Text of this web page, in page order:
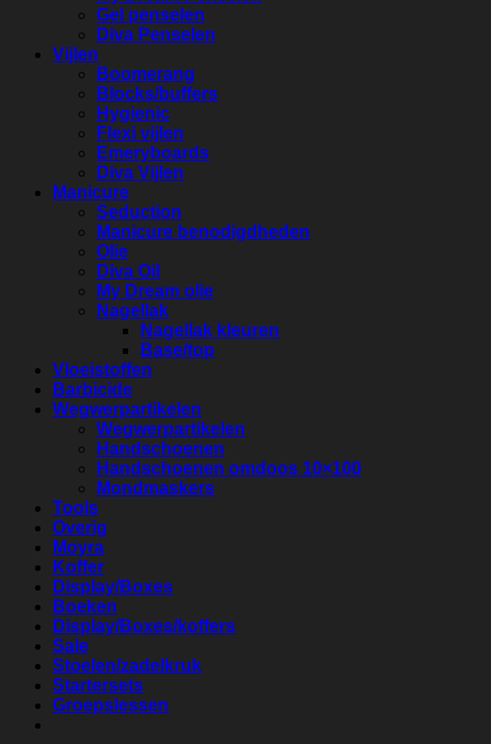
Gel penselen
Diva Penselen
Vijlen
Boomerang
Blocks/buffers
Hygienic
Flexi vijlen
Emeryboards
Diva Vijlen
Manicure
Seduction
Manicure benodigdheden
Olie
Diva Oil
My Dream olie
Nagellak
Nagellak kleuren
Base/top
Vloeistoffen
Barbicide
Wegwerpartikelen
Wegwerpartikelen
Handschoenen
Handschoenen omdoos 10×100
Mondmaskers
Tools
Overig
Moyra
Koffer
Display/Boxes
Boeken
Display/Boxes/koffers
Sale
Stoelen/zadelkruk
Startersets
Groepslessen